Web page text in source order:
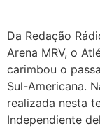
Da Redação
Arena MRV, o
carimbou o
Sul-Americana.
realizada nesta
Independiente